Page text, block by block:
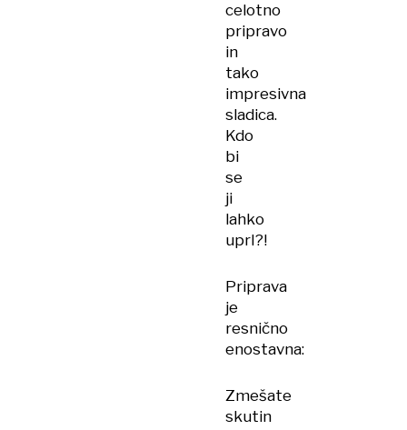
celotno
pripravo
in
tako
impresivna
sladica.
Kdo
bi
se
ji
lahko
uprl?!
Priprava
je
resnično
enostavna:
Zmešate
skutin